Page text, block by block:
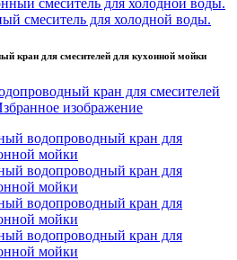
смеситель для холодной воды.
кран для смесителей для кухонной мойки